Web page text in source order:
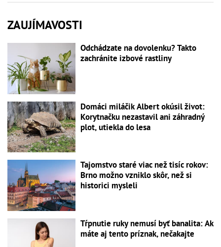
ZAUJÍMAVOSTI
Odchádzate na dovolenku? Takto
zachránite izbové rastliny
Domáci miláčik Albert okúsil život:
Korytnačku nezastavil ani záhradný
plot, utiekla do lesa
Tajomstvo staré viac než tisíc rokov:
Brno možno vzniklo skôr, než si
historici mysleli
Tŕpnutie ruky nemusí byť banalita: Ak
máte aj tento príznak, nečakajte